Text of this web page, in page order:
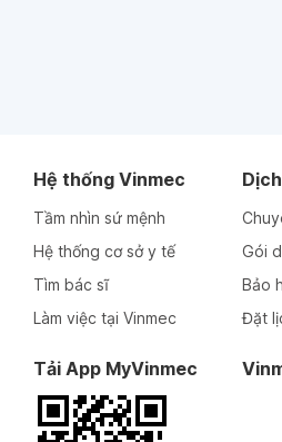
Hệ thống Vinmec
Tầm nhìn sứ mệnh
Hệ thống cơ sở y tế
Tìm bác sĩ
Làm việc tại Vinmec
Gói
Bảo
Đặt
Tải App MyVinmec